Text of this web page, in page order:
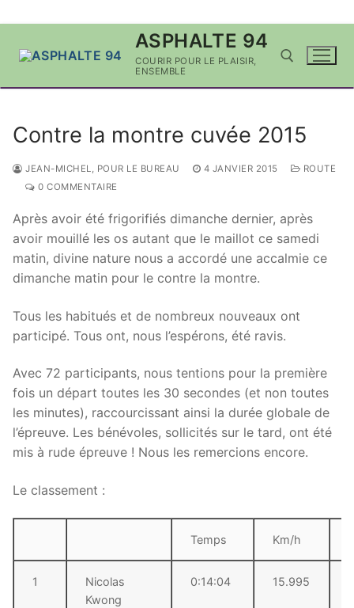
ASPHALTE 94
COURIR POUR LE PLAISIR,
ENSEMBLE
Contre la montre cuvée 2015
JEAN-MICHEL, POUR LE BUREAU 4 JANVIER 2015
ROUTE
0 COMMENTAIRE
Après avoir été frigorifiés dimanche dernier, après
avoir mouillé les os autant que le maillot ce samedi
matin, divine nature nous a accordé une accalmie ce
dimanche matin pour le contre la montre.
Tous les habitués et de nombreux nouveaux ont
participé. Tous ont, nous l’espérons, été ravis.
Avec 72 participants, nous tentions pour la première
fois un départ toutes les 30 secondes (et non toutes
les minutes), raccourcissant ainsi la durée globale de
l’épreuve. Les bénévoles, sollicités sur le tard, ont été
mis à rude épreuve ! Nous les remercions encore.
Le classement :
Temps Km/h
1
Nicolas
Kwong
0:14:04 15.995